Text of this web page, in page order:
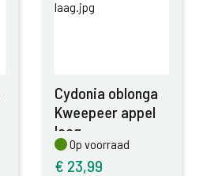
Cydonia oblonga
Kweepeer appel
laag
Op voorraad
Op voorraad
€ 23,99